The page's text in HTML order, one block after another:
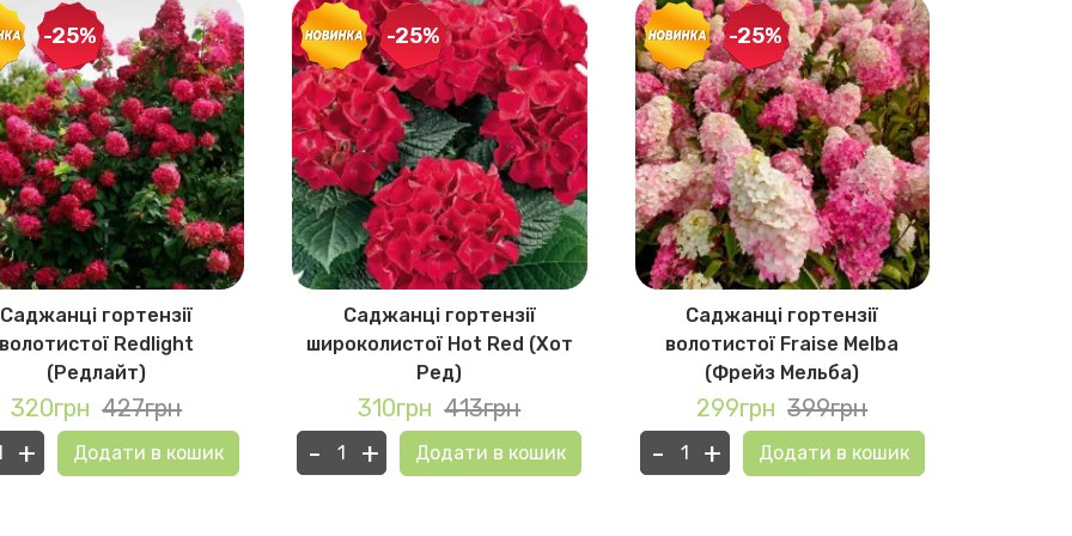
-25%
Саджанці гортензії
волотистої Redlight
(Редлайт)
320грн 427грн
+ Додати в кошик
-25%
Саджанці гортензії
широколистої Hot Red (Хот
Ред)
310грн 413грн
- + Додати в кошик
-25%
Саджанці гортензії
волотистої Fraise Melba
(Фрейз Мельба)
299грн 399грн
- + Додати в кошик